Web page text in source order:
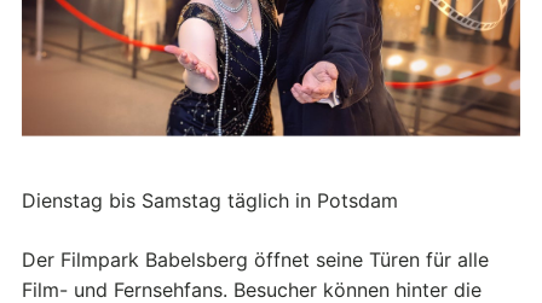
Dienstag bis Samstag täglich in Potsdam
Der Filmpark Babelsberg öffnet seine Türen für alle
Film- und Fernsehfans. Besucher können hinter die